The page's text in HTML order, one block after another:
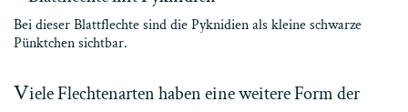
Bei dieser Blattflechte sind die Pyknidien als kleine schwarze
Pünktchen sichtbar.
Viele Flechtenarten haben eine weitere Form der